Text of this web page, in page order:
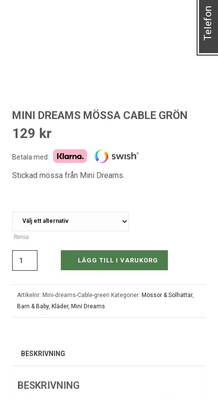
MINI DREAMS MÖSSA CABLE GRÖN
129 kr
Betala med:
Stickad mössa från Mini Dreams.
Rensa
LÄGG TILL I VARUKORG
Artikelnr: Mini-dreams-Cable-green Kategorier: Mössor & Solhattar,
Barn & Baby, Kläder, Mini Dreams
BESKRIVNING
BESKRIVNING
Telefon